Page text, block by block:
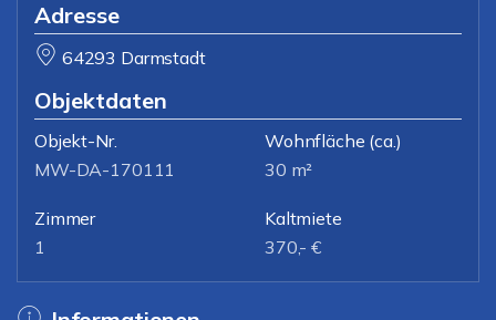
Adresse
64293 Darmstadt
Objektdaten
Objekt-Nr.
MW-DA-170111
Wohnfläche (ca.)
30 m²
Zimmer
1
Kaltmiete
370,- €